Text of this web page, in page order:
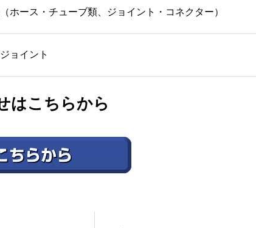
ホース・チューブ類、ジョイント・コネクター）
ョイント
はこちらから